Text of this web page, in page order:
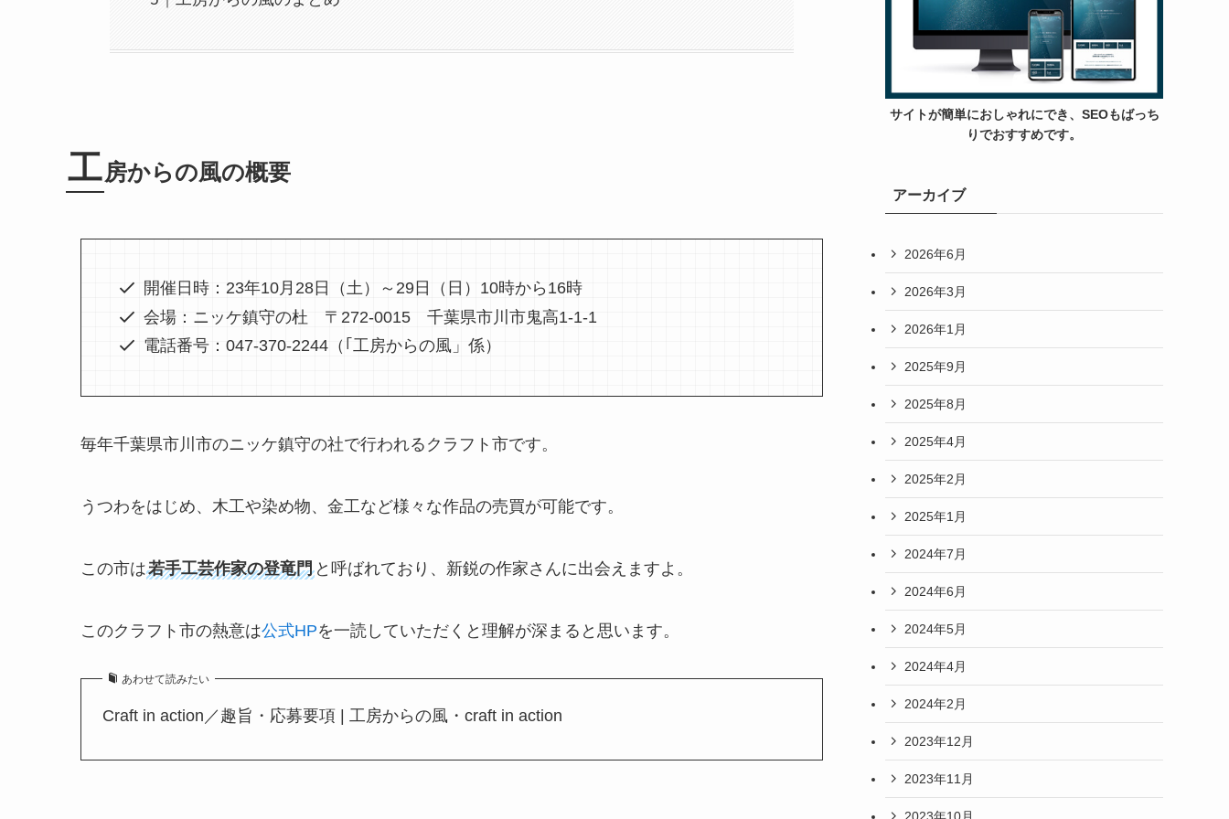
工房からの風の概要
開催日時：23年10月28日（土）～29日（日）10時から16時
会場：ニッケ鎮守の杜 〒272-0015 千葉県市川市鬼高1-1-1
電話番号：047-370-2244（｢工房からの風」係）
毎年千葉県市川市のニッケ鎮守の社で行われるクラフト市です。
うつわをはじめ、木工や染め物、金工など様々な作品の売買が可能です。
この市は若手工芸作家の登竜門 と呼ばれており、新鋭の作家さんに出会えますよ。
このクラフト市の熱意は公式HPを一読していただくと理解が深まると思います。
あわせて読みたい
Craft in action／趣旨・応募要項 | 工房からの風・craft in action
サイトが簡単におしゃれにでき、SEOもばっち
りでおすすめです。
アーカイブ
2026年6月
2026年3月
2026年1月
2025年9月
2025年8月
2025年4月
2025年2月
2025年1月
2024年7月
2024年6月
2024年5月
2024年4月
2024年2月
2023年12月
2023年11月
2023年10月